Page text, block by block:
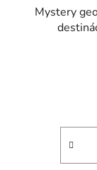
Mystery